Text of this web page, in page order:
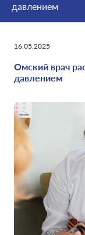
давлением
16.05.2025
Омский врач
давлением